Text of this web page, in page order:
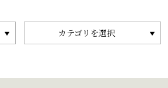
カテゴリを選択